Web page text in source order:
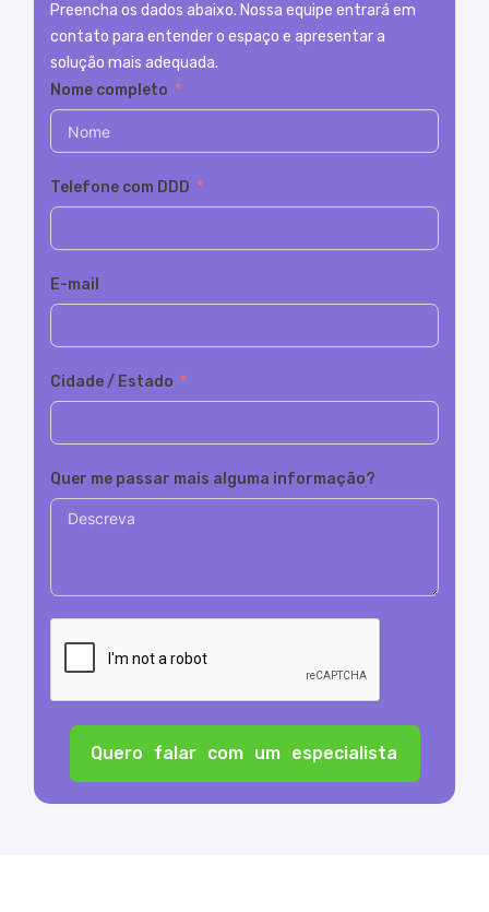
Preencha os dados abaixo. Nossa equipe entrará em
contato para entender o espaço e apresentar a
solução mais adequada.
Nome completo
Telefone com DDD
E-mail
Cidade / Estado
Quer me passar mais alguma informação?
Quero falar com um especialista